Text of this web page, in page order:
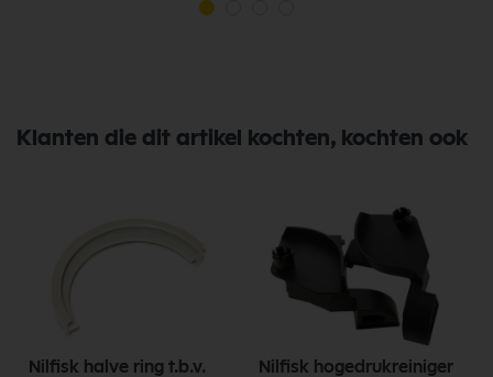
Klanten die dit artikel kochten, kochten ook
Nilfisk halve ring t.b.v.
Nilfisk hogedrukreiniger